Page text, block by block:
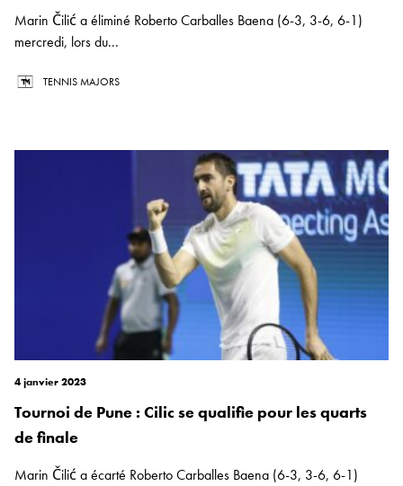
Marin Čilić a éliminé Roberto Carballes Baena (6-3, 3-6, 6-1)
mercredi, lors du...
TENNIS MAJORS
4 janvier 2023
Tournoi de Pune : Cilic se qualifie pour les quarts
de finale
Marin Čilić a écarté Roberto Carballes Baena (6-3, 3-6, 6-1)